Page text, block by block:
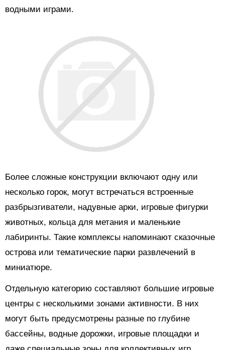
водными играми.
Более сложные конструкции включают одну или
несколько горок, могут встречаться встроенные
разбрызгиватели, надувные арки, игровые фигурки
животных, кольца для метания и маленькие
лабиринты. Такие комплексы напоминают сказочные
острова или тематические парки развлечений в
миниатюре.
Отдельную категорию составляют большие игровые
центры с несколькими зонами активности. В них
могут быть предусмотрены разные по глубине
бассейны, водные дорожки, игровые площадки и